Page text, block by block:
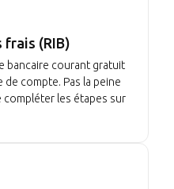
frais (RIB)
bancaire courant gratuit
compte. Pas la peine
compléter les étapes sur